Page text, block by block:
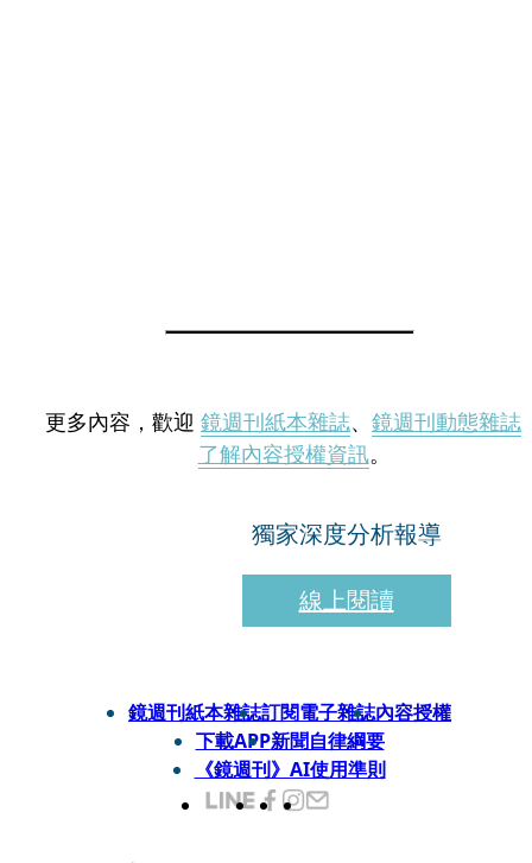
更多內容，歡迎 鏡週刊紙本雜誌、 鏡週刊動態雜誌
了解內容授權資訊。
獨家深度分析報導
線上閱讀
鏡週刊紙本雜誌訂閱電子雜誌內容授權
下載APP新聞自律綱要
《鏡週刊》AI使用準則